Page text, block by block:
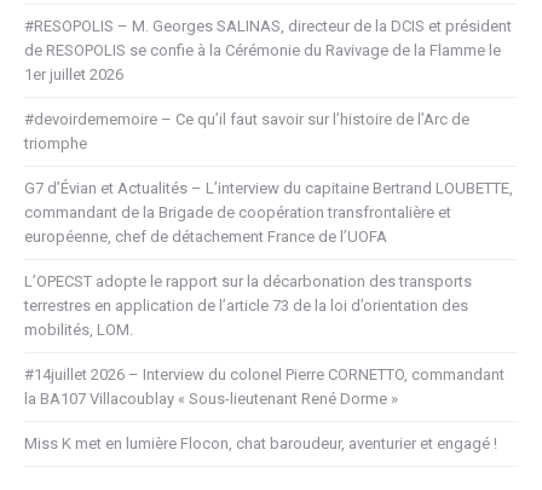
#RESOPOLIS – M. Georges SALINAS, directeur de la DCIS et président
de RESOPOLIS se confie à la Cérémonie du Ravivage de la Flamme le
1er juillet 2026
#devoirdememoire – Ce qu’il faut savoir sur l’histoire de l’Arc de
triomphe
G7 d’Évian et Actualités – L’interview du capitaine Bertrand LOUBETTE,
commandant de la Brigade de coopération transfrontalière et
européenne, chef de détachement France de l’UOFA
L’OPECST adopte le rapport sur la décarbonation des transports
terrestres en application de l’article 73 de la loi d’orientation des
mobilités, LOM.
#14juillet 2026 – Interview du colonel Pierre CORNETTO, commandant
la BA107 Villacoublay « Sous-lieutenant René Dorme »
Miss K met en lumière Flocon, chat baroudeur, aventurier et engagé !